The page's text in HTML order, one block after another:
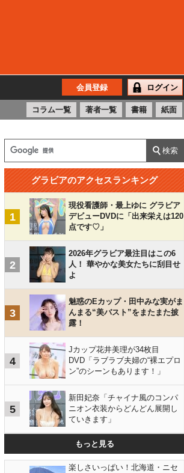
会員登録 ログイン
コラム一覧 著者一覧 書籍 紙面
グラビアのアクセスランキング
1
現役看護師・最上ゆに グラビア
デビューDVDに「出来栄えは120
点です♡」
2
2026年グラビア最注目はこの6
人！ 華やかな美女たちに刮目せ
よ
3
魅惑のEカップ・田中みな実がま
んまる“美バスト”をまたまた披
露！
4
Jカップ花井美理が34枚目
DVD「ラブラブ夫婦の“裸エプロ
ン”のシーンもあります！」
5
新田妃奈「チャイナ風のコンパ
ニオン衣装からどんどん展開し
ていきます」
もっと見る
楽しさいっぱい！北海道・ニセ